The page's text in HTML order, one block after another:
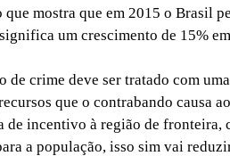
mostra que em 2015 o Brasil
um crescimento de 15%
de crime deve ser tratado com
que o contrabando causa
incentivo à região de fronteira,
a população, isso sim vai